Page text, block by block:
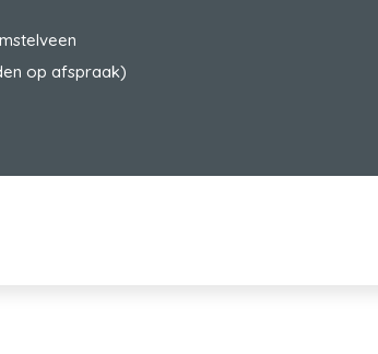
op afspraak)